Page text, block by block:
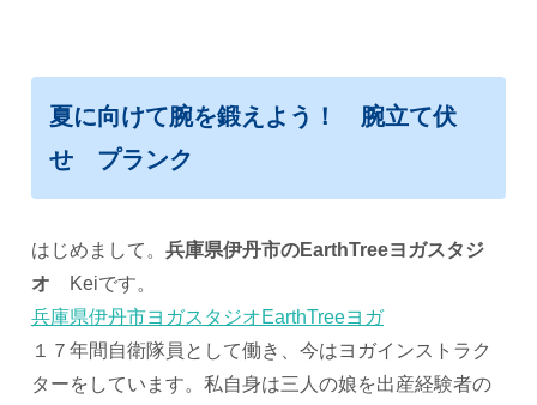
夏に向けて腕を鍛えよう！ 腕立て伏
せ プランク
はじめまして。 兵庫県伊丹市のEarthTreeヨガスタジ
オ
Keiです。
兵庫県伊丹市ヨガスタジオEarthTreeヨガ
１７年間自衛隊員として働き、今はヨガインストラク
ターをしています。私自身は三人の娘を出産経験者の